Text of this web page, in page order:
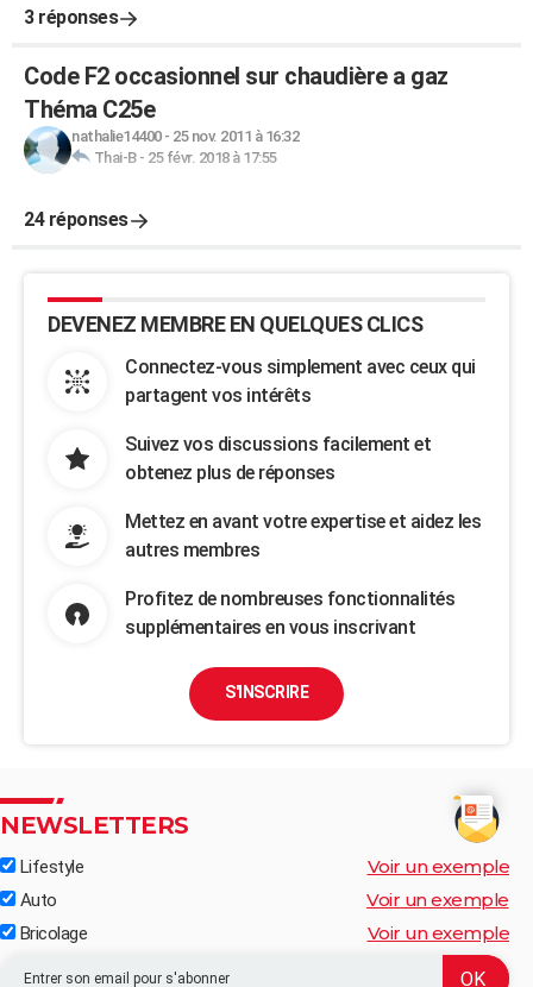
3 réponses
Code F2 occasionnel sur chaudière a gaz
Théma C25e
nathalie14400- 25 nov. 2011 à 16:32
Thai-B- 25 févr. 2018 à 17:55
24 réponses
DEVENEZ MEMBRE EN QUELQUES CLICS
Connectez-vous simplement avec ceux qui
partagent vos intérêts
Suivez vos discussions facilement et
obtenez plus de réponses
Mettez en avant votre expertise et aidez les
autres membres
Profitez de nombreuses fonctionnalités
supplémentaires en vous inscrivant
S'INSCRIRE
NEWSLETTERS
Lifestyle Voir un exemple
Auto Voir un exemple
Bricolage Voir un exemple